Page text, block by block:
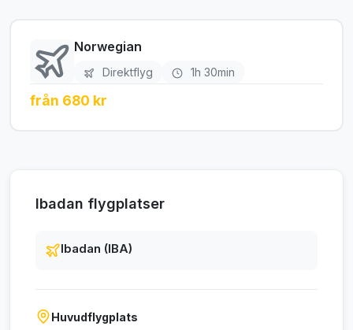
Norwegian
Direktflyg 1h 30min
från 680 kr
Ibadan flygplatser
Ibadan (IBA)
Huvudflygplats